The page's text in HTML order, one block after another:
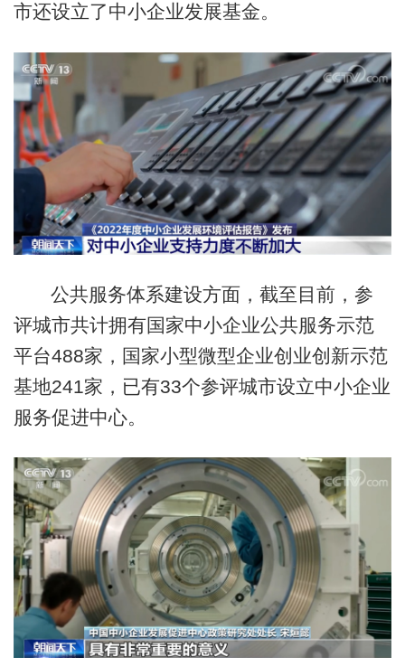
市还设立了中小企业发展基金。
公共服务体系建设方面，截至目前，参
评城市共计拥有国家中小企业公共服务示范
平台488家，国家小型微型企业创业创新示范
基地241家，已有33个参评城市设立中小企业
服务促进中心。